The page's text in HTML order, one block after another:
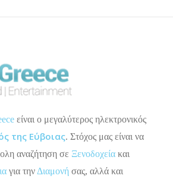
είναι ο μεγαλύτερος ηλεκτρονικός
της Εύβοιας. Στόχος μας είναι να
αναζήτηση σε Ξενοδοχεία και
για την Διαμονή σας, αλλά και